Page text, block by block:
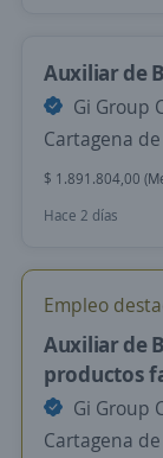
Auxiliar de
Gi Group
Cartagena
$ 1.891.804,00
Hace 2 días
Empleo
Auxiliar de
productos
Gi Group
Cartagena